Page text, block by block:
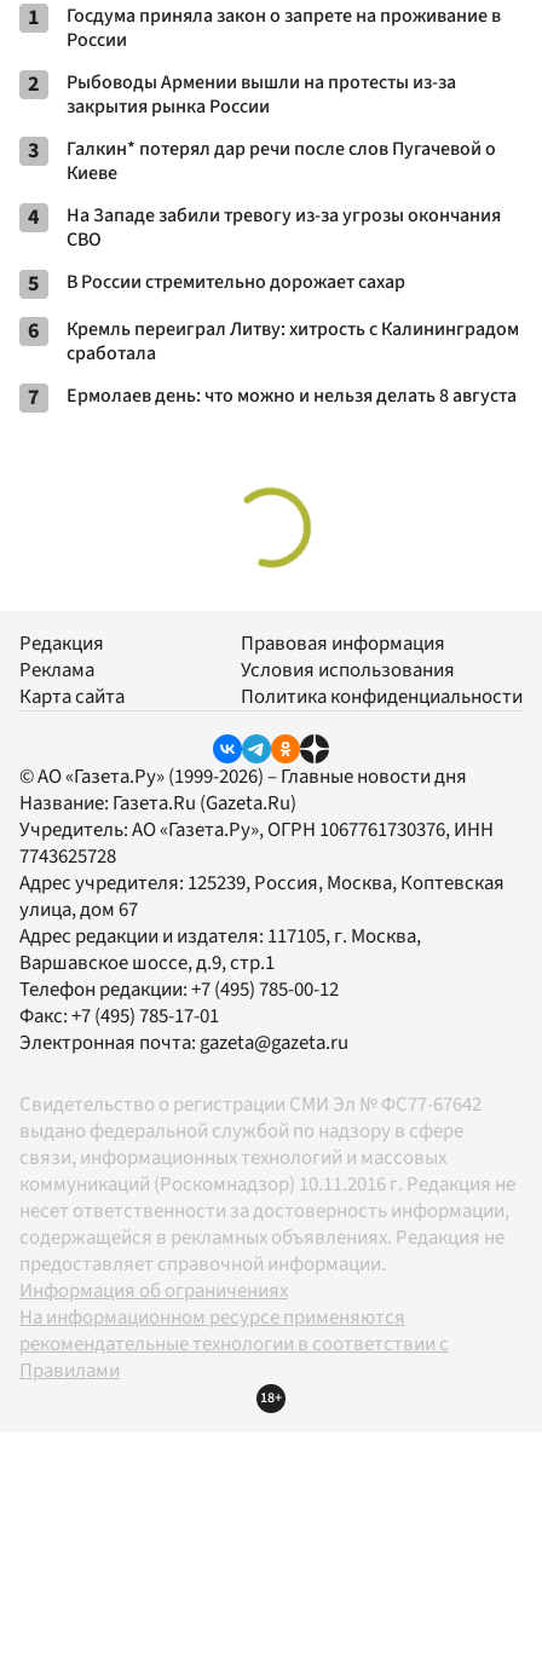
1
Госдума приняла закон о запрете на проживание в
России
2
Рыбоводы Армении вышли на протесты из-за
закрытия рынка России
3
Галкин* потерял дар речи после слов Пугачевой о
Киеве
4
На Западе забили тревогу из-за угрозы окончания
СВО
5 В России стремительно дорожает сахар
6
Кремль переиграл Литву: хитрость с Калининградом
сработала
7 Ермолаев день: что можно и нельзя делать 8 августа
Редакция
Реклама
Карта сайта
Правовая информация
Условия использования
Политика конфиденциальности
© АО «Газета.Ру» (1999-2026) – Главные новости дня
Название: Газета.Ru (Gazeta.Ru)
Учредитель:АО «Газета.Ру», ОГРН 1067761730376, ИНН
7743625728
Адрес учредителя: 125239, Россия, Москва, Коптевская
улица, дом 67
Адрес редакции и издателя: 117105, г. Москва,
Варшавское шоссе, д.9, стр.1
Телефон редакции:+7 (495) 785-00-12
Факс:+7 (495) 785-17-01
Электронная почта:gazeta@gazeta.ru
Свидетельство о регистрации СМИ Эл № ФС77-67642
выдано федеральной службой по надзору в сфере
связи, информационных технологий и массовых
коммуникаций (Роскомнадзор) 10.11.2016 г. Редакция не
несет ответственности за достоверность информации,
содержащейся в рекламных объявлениях. Редакция не
предоставляет справочной информации.
Информация об ограничениях
На информационном ресурсе применяются
рекомендательные технологии в соответствии с
Правилами
18+